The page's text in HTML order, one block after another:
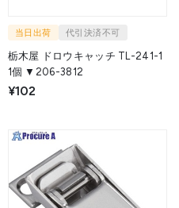
当日出荷 代引決済不可
栃木屋 ドロウキャッチ TL-241-1
1個 ▼206-3812
¥102